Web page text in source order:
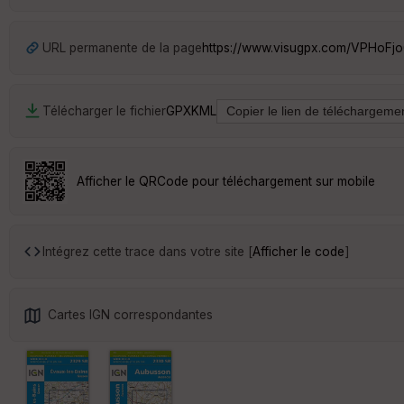
URL permanente de la pagehttps://www.visugpx.com/
Télécharger le fichierGPXKML
Afficher le QRCode pour téléchargement sur mobile
Intégrez cette trace dans votre site [Afficher le code]
Cartes IGN correspondantes